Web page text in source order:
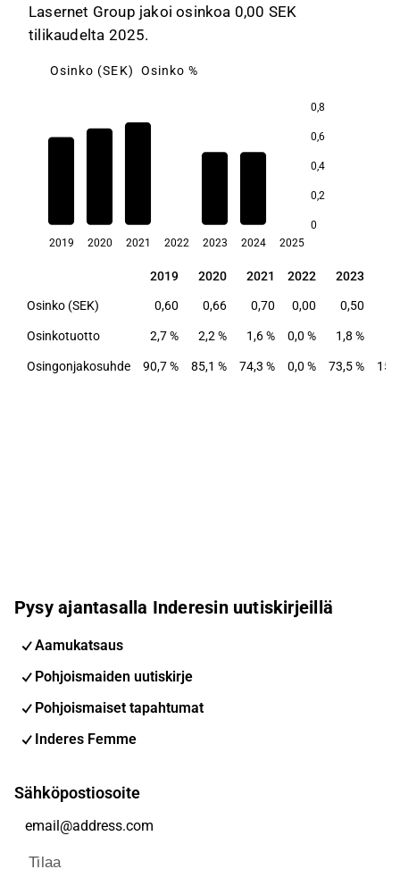
Lasernet Group jakoi osinkoa 0,00 SEK
tilikaudelta 2025.
Osinko (SEK) Osinko %
0,8
0,6
0,4
0,2
0
2019 2020 2021 2022 2023 2024 2025
2019 2020 2021 2022 2023
2019 2020 2021 2022 2023
Osinko (SEK) 0,60 0,66 0,70 0,00 0,50
Osinkotuotto 2,7 % 2,2 % 1,6 % 0,0 % 1,8 %
Osingonjakosuhde 90,7 % 85,1 % 74,3 % 0,0 % 73,5 %
Pysy ajantasalla Inderesin uutiskirjeillä
Aamukatsaus
Pohjoismaiden uutiskirje
Pohjoismaiset tapahtumat
Inderes Femme
Sähköpostiosoite
Tilaa